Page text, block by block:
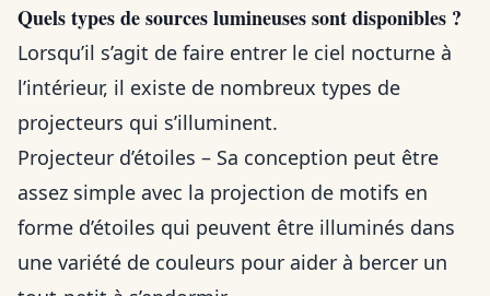
Quels types de sources lumineuses sont disponibles ?
Lorsqu’il s’agit de faire entrer le ciel nocturne à
l’intérieur, il existe de nombreux types de
projecteurs qui s’illuminent.
Projecteur d’étoiles – Sa conception peut être
assez simple avec la projection de motifs en
forme d’étoiles qui peuvent être illuminés dans
une variété de couleurs pour aider à bercer un